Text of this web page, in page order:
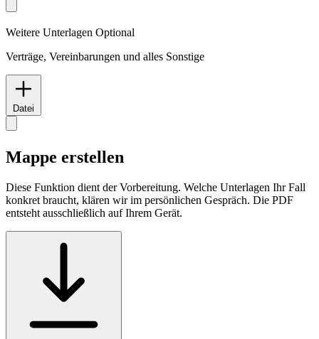
Weitere Unterlagen Optional
Verträge, Vereinbarungen und alles Sonstige
Datei
Mappe erstellen
Diese Funktion dient der Vorbereitung. Welche Unterlagen Ihr Fall
konkret braucht, klären wir im persönlichen Gespräch. Die PDF
entsteht ausschließlich auf Ihrem Gerät.